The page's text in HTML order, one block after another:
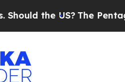
the US?The Pentagon